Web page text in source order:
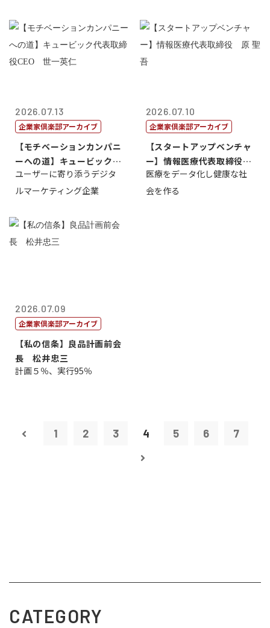
2026.07.13
企業家倶楽部アーカイブ
【モチベーションカンパニ
ーへの道】キュービック代
表取締役CE...
ユーザーに寄り添うデジタ
ルマーケティング企業
2026.07.10
企業家倶楽部アーカイブ
【スタートアップベンチャ
ー】情報医療代表取締役
原 聖吾
医療をデータ化し健康な社
会を作る
2026.07.09
企業家倶楽部アーカイブ
【私の信条】良品計画前会
長 松井忠三
計画５％、実行95％
1 2 3 4 5 6 7
CATEGORY